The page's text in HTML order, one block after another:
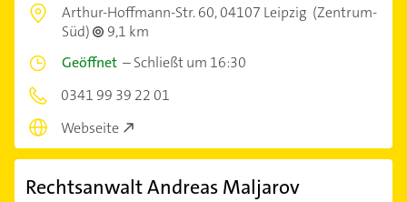
Arthur-Hoffmann-Str. 60,04107 Leipzig (Zentrum-
Süd)
9,1 km
Geöffnet –Schließt um 16:30
0341 99 39 22 01
Webseite
Rechtsanwalt Andreas Maljarov